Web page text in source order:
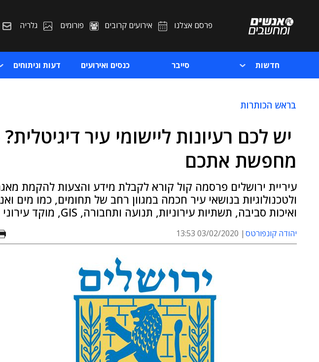
פרסם אצלנו אירועים קרובים פורומים גלריה
חדשות סייבר כנסים ואירועים דעות וניתוחים
בראש הכותרות
יש לכם רעיונות ליישומי עיר
מחפשת אתכם
עיריית ירושלים פרסמה קול קורא לקבלת מידע והצעות להקמת
ולטכנולוגיות בנושאי עיר חכמה במגוון רחב של תחומים, כמו מים
ואיכות סביבה, תשתיות עירוניות, תנועה ותחבורה, GIS, מוקד עירוני
יהודה קונפורטס 03/02/2020 13:53